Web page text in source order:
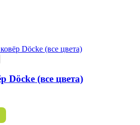
Döcke (все цвета)